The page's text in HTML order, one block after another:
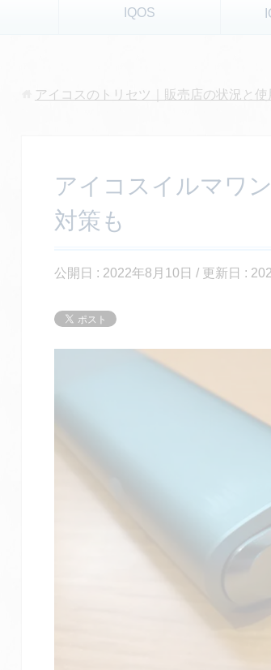
IQOS
アイコスのトリセツ｜販売店の状況と使
アイコスイルマワ
対策も
公開日 : 2022年8月10日 / 更新日 :